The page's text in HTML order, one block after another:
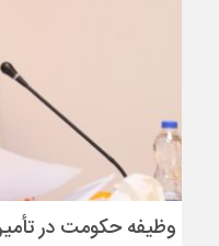
وظیفه حکومت در